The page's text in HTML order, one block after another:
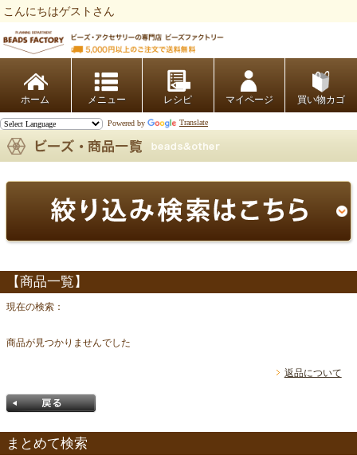
こんにちはゲストさん
ホーム レシピ マイページ 買い物カゴ
Powered by Translate
【商品一覧】
現在の検索：
商品が見つかりませんでした
返品について
まとめて検索